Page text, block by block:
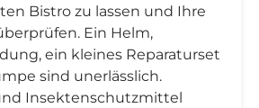
Bistro zu lassen und Ihre
Ein Helm,
ein kleines Reparaturset
sind unerlässlich.
Insektenschutzmittel